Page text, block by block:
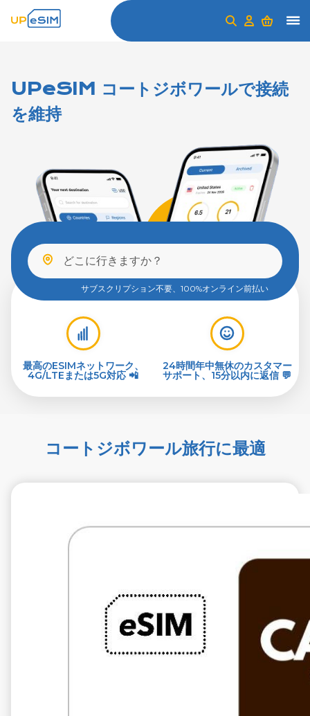
UPeSIM コートジボワールで接続
を維持
サブスクリプション不要、100%オンライン前払い
最高のESIMネットワーク、
4G/LTEまたは5G対応 📲
24時間年中無休のカスタマー
サポート、15分以内に返信 💬
コートジボワール旅行に最適
MTN